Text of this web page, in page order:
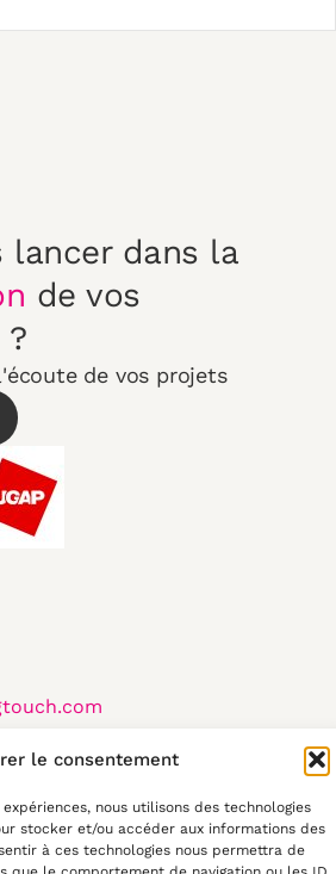
le consentement
nous utilisons des technologies
stocker et/ou accéder aux informations des
à ces technologies nous permettra de
lancer dans la
de vos
de vos projets
:
Exupéry